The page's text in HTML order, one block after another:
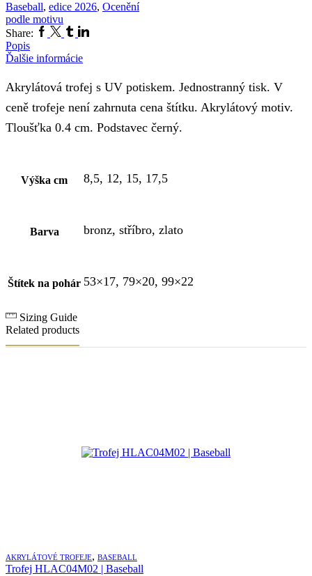
Baseball, edice 2026, Ocenění
podle motivu
Share: Facebook
Twitter
TumblrLinkedin
Popis
Ďalšie informácie
Akrylátová trofej s UV potiskem. Jednostranný tisk. V
ceně trofeje není zahrnuta cena štítku. Akrylátový motiv.
Tloušťka 0.4 cm. Podstavec černý.
Výška cm 8,5, 12, 15, 17,5
Barva bronz, stříbro, zlato
Štítek na pohár 53×17, 79×20, 99×22
Sizing Guide
Related products
AKRYLÁTOVÉ TROFEJE, BASEBALL
Trofej HLAC04M02 | Baseball